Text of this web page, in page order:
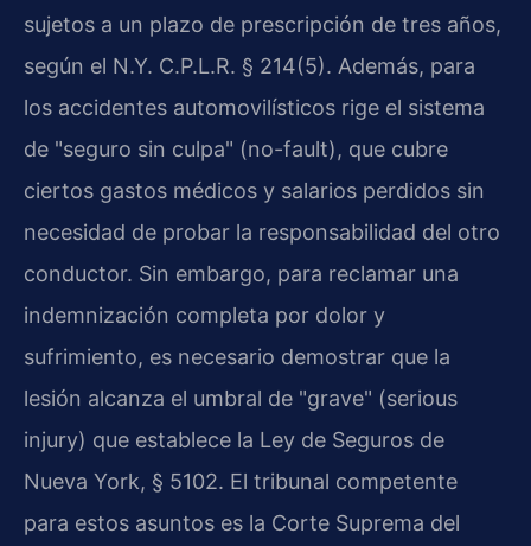
sujetos a un plazo de prescripción de tres años,
según el N.Y. C.P.L.R. § 214(5). Además, para
los accidentes automovilísticos rige el sistema
de "seguro sin culpa" (no-fault), que cubre
ciertos gastos médicos y salarios perdidos sin
necesidad de probar la responsabilidad del otro
conductor. Sin embargo, para reclamar una
indemnización completa por dolor y
sufrimiento, es necesario demostrar que la
lesión alcanza el umbral de "grave" (serious
injury) que establece la Ley de Seguros de
Nueva York, § 5102. El tribunal competente
para estos asuntos es la Corte Suprema del